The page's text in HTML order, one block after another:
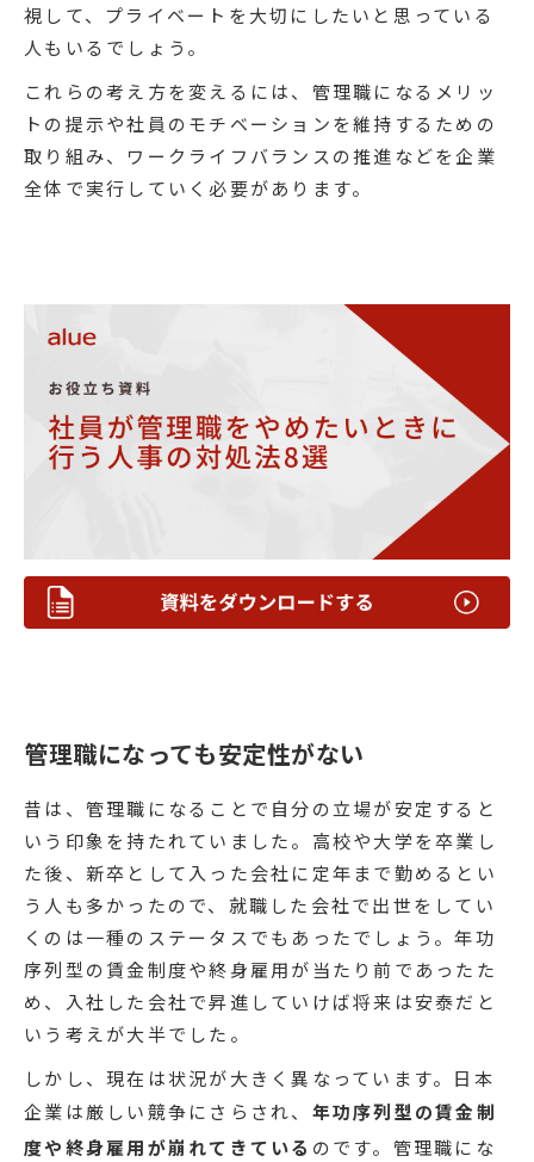
視して、プライベートを大切にしたいと思っている
人もいるでしょう。
これらの考え方を変えるには、管理職になるメリッ
トの提示や社員のモチベーションを維持するための
取り組み、ワークライフバランスの推進などを企業
全体で実行していく必要があります。
管理職になっても安定性がない
昔は、管理職になることで自分の立場が安定すると
いう印象を持たれていました。高校や大学を卒業し
た後、新卒として入った会社に定年まで勤めるとい
う人も多かったので、就職した会社で出世をしてい
くのは一種のステータスでもあったでしょう。年功
序列型の賃金制度や終身雇用が当たり前であったた
め、入社した会社で昇進していけば将来は安泰だと
いう考えが大半でした。
しかし、現在は状況が大きく異なっています。日本
企業は厳しい競争にさらされ、 年功序列型の賃金制
度や終身雇用が崩れてきている のです。管理職にな